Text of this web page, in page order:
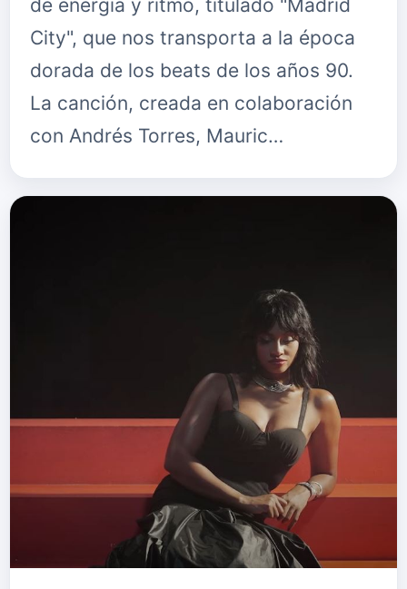
de energía y ritmo, titulado "Madrid
City", que nos transporta a la época
dorada de los beats de los años 90.
La canción, creada en colaboración
con Andrés Torres, Mauric…